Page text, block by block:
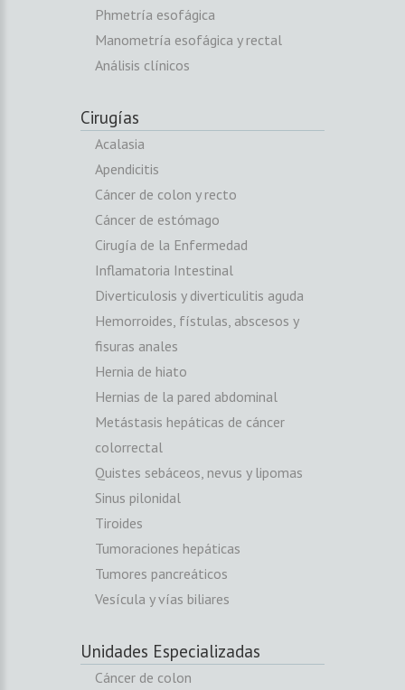
Phmetría esofágica
Manometría esofágica y rectal
Análisis clínicos
Cirugías
Acalasia
Apendicitis
Cáncer de colon y recto
Cáncer de estómago
Cirugía de la Enfermedad
Inflamatoria Intestinal
Diverticulosis y diverticulitis aguda
Hemorroides, fístulas, abscesos y
fisuras anales
Hernia de hiato
Hernias de la pared abdominal
Metástasis hepáticas de cáncer
colorrectal
Quistes sebáceos, nevus y lipomas
Sinus pilonidal
Tiroides
Tumoraciones hepáticas
Tumores pancreáticos
Vesícula y vías biliares
Unidades Especializadas
Cáncer de colon